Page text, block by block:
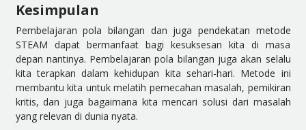
Kesimpulan
Pembelajaran pola bilangan dan juga pendekatan metode
STEAM dapat bermanfaat bagi kesuksesan kita di masa
depan nantinya. Pembelajaran pola bilangan juga akan selalu
kita terapkan dalam kehidupan kita sehari-hari. Metode ini
membantu kita untuk melatih pemecahan masalah, pemikiran
kritis, dan juga bagaimana kita mencari solusi dari masalah
yang relevan di dunia nyata.